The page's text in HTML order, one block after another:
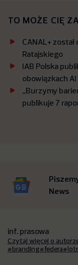
TO MOŻE CIĘ
CANAL+
Ratajskiego
IAB Polska
obowiązkach
„Burzymy
publikuje 7
News
inf. prasowa
Czytaj więcej o
#branding#federa